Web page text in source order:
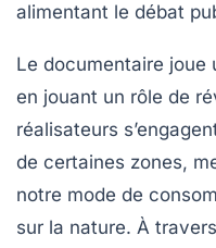
alimentant le débat
Le documentaire joue
en jouant un rôle de
réalisateurs
de certaines zones,
notre mode de
sur la nature. À